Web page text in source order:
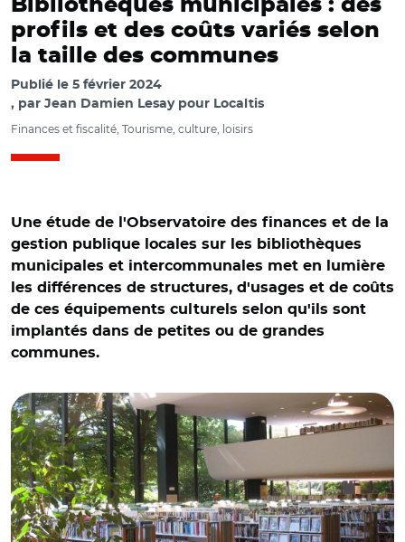
Bibliothèques municipales : des
profils et des coûts variés selon
la taille des communes
Publié le 5 février 2024
par Jean Damien Lesay pour Localtis
Finances et fiscalité, Tourisme, culture, loisirs
Une étude de l'Observatoire des finances et de la
gestion publique locales sur les bibliothèques
municipales et intercommunales met en lumière
les différences de structures, d'usages et de coûts
de ces équipements culturels selon qu'ils sont
implantés dans de petites ou de grandes
communes.